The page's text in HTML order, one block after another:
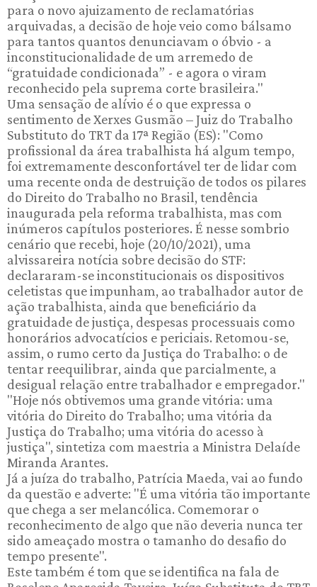
para o novo ajuizamento de reclamatórias
arquivadas, a decisão de hoje veio como bálsamo
para tantos quantos denunciavam o óbvio - a
inconstitucionalidade de um arremedo de
“gratuidade condicionada” - e agora o viram
reconhecido pela suprema corte brasileira."
Uma sensação de alívio é o que expressa o
sentimento de Xerxes Gusmão – Juiz do Trabalho
Substituto do TRT da 17ª Região (ES): "Como
profissional da área trabalhista há algum tempo,
foi extremamente desconfortável ter de lidar com
uma recente onda de destruição de todos os pilares
do Direito do Trabalho no Brasil, tendência
inaugurada pela reforma trabalhista, mas com
inúmeros capítulos posteriores. É nesse sombrio
cenário que recebi, hoje (20/10/2021), uma
alvissareira notícia sobre decisão do STF:
declararam-se inconstitucionais os dispositivos
celetistas que impunham, ao trabalhador autor de
ação trabalhista, ainda que beneficiário da
gratuidade de justiça, despesas processuais como
honorários advocatícios e periciais. Retomou-se,
assim, o rumo certo da Justiça do Trabalho: o de
tentar reequilibrar, ainda que parcialmente, a
desigual relação entre trabalhador e empregador."
"Hoje nós obtivemos uma grande vitória: uma
vitória do Direito do Trabalho; uma vitória da
Justiça do Trabalho; uma vitória do acesso à
justiça", sintetiza com maestria a Ministra Delaíde
Miranda Arantes.
Já a juíza do trabalho, Patrícia Maeda, vai ao fundo
da questão e adverte: "É uma vitória tão importante
que chega a ser melancólica. Comemorar o
reconhecimento de algo que não deveria nunca ter
sido ameaçado mostra o tamanho do desafio do
tempo presente".
Este também é tom que se identifica na fala de